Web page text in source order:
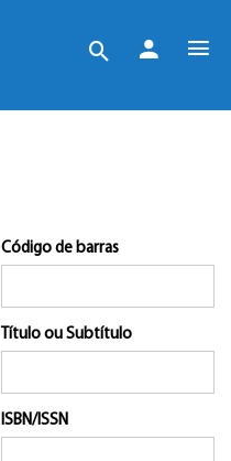
Código de barras
Título ou Subtítulo
ISBN/ISSN